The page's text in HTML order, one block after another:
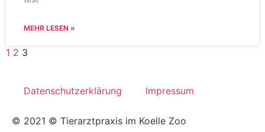
MEHR LESEN »
1 2 3
Datenschutzerklärung Impressum
© 2021 © Tierarztpraxis im Koelle Zoo